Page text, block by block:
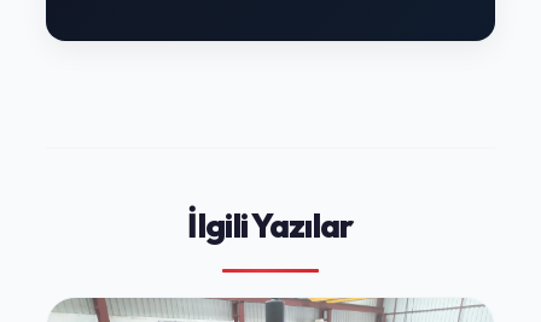
İlgili Yazılar